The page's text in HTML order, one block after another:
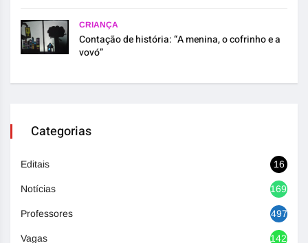
CRIANÇA
Contação de história: “A menina, o cofrinho e a
vovó”
Categorias
Editais 16
Notícias 1692
Professores 497
Vagas 1420